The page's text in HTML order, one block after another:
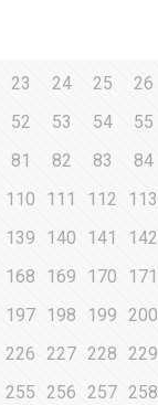
23 24 25 26
52 53 54 55
81 82 83 84
110 111 112 113
139 140 141 142
168 169 170 171
197 198 199 200
226 227 228 229
255 256 257 258